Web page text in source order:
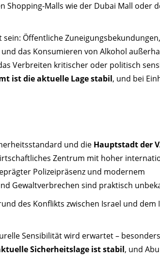
Shopping-Malls wie der Dubai Mall oder
Öffentliche Zuneigungsbekundungen,
das Konsumieren von Alkohol
Verbreiten kritischer oder politisch
ist die aktuelle Lage stabil, und bei
und die Hauptstadt der
Zentrum mit hoher
Polizeipräsenz und modernem
Gewaltverbrechen sind praktisch
des Konflikts zwischen Israel und dem
Sensibilität wird erwartet –
Sicherheitslage ist stabil, und